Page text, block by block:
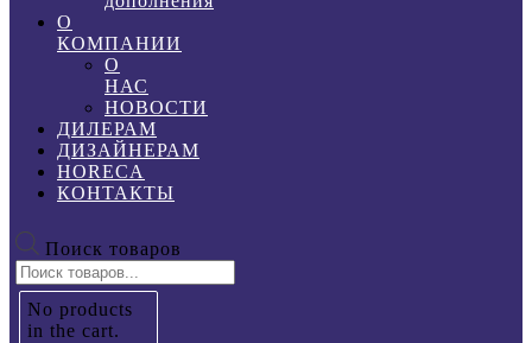
О
КОМПАНИИ
О
НАС
НОВОСТИ
ДИЛЕРАМ
ДИЗАЙНЕРАМ
HORECA
КОНТАКТЫ
Поиск товаров
No products
in the cart.